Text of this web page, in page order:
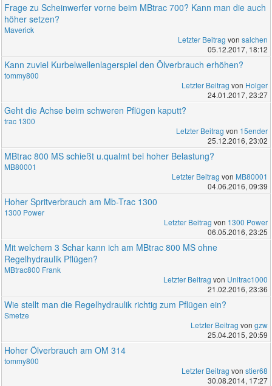
Frage zu Scheinwerfer vorne beim MBtrac 700? Kann man die auch
höher setzen?
Maverick
Letzter Beitrag von salchen
05.12.2017, 18:12
Kann zuviel Kurbelwellenlagerspiel den Ölverbrauch erhöhen?
tommy800
Letzter Beitrag von Holger
24.01.2017, 23:27
Geht die Achse beim schweren Pflügen kaputt?
trac 1300
Letzter Beitrag von 15ender
25.12.2016, 23:02
MBtrac 800 MS schießt u.qualmt bei hoher Belastung?
MB80001
Letzter Beitrag von MB80001
04.06.2016, 09:39
Hoher Spritverbrauch am Mb-Trac 1300
1300 Power
Letzter Beitrag von 1300 Power
06.05.2016, 23:25
Mit welchem 3 Schar kann ich am MBtrac 800 MS ohne
Regelhydraulik Pflügen?
MBtrac800 Frank
Letzter Beitrag von Unitrac1000
21.02.2016, 23:36
Wie stellt man die Regelhydraulik richtig zum Pflügen ein?
Smetze
Letzter Beitrag von gzw
25.04.2015, 20:59
Hoher Ölverbrauch am OM 314
tommy800
Letzter Beitrag von stier68
30.08.2014, 17:27